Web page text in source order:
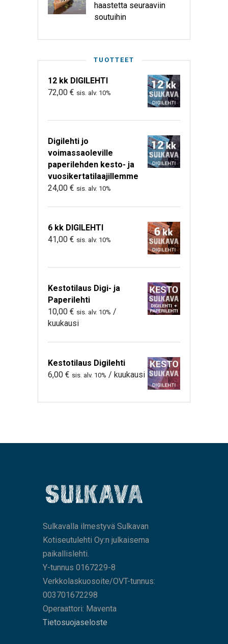
haastetta seuraaviin
soutuihin
TUOTTEET
12 kk DIGILEHTI
72,00 € sis. alv. 10%
Digilehti jo
voimassaoleville
paperilehden kesto- ja
vuosikertatilaajillemme
24,00 € sis. alv. 10%
6 kk DIGILEHTI
41,00 € sis. alv. 10%
Kestotilaus Digi- ja
Paperilehti
10,00 € sis. alv. 10% /
kuukausi
Kestotilaus Digilehti
6,00 € sis. alv. 10% / kuukausi
Sulkavalla ilmestyvä Sulkavan
Kotiseutulehti Oy:n julkaisema
paikallislehti.
Y-tunnus 0167229-8
Verkkolaskuosoite/OVT-tunnus:
003701672298
Operaattori: Maventa
Tietosuojaseloste